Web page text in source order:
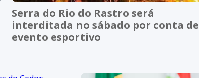
Serra do Rio do Rastro será
interditada no sábado por conta de
evento esportivo